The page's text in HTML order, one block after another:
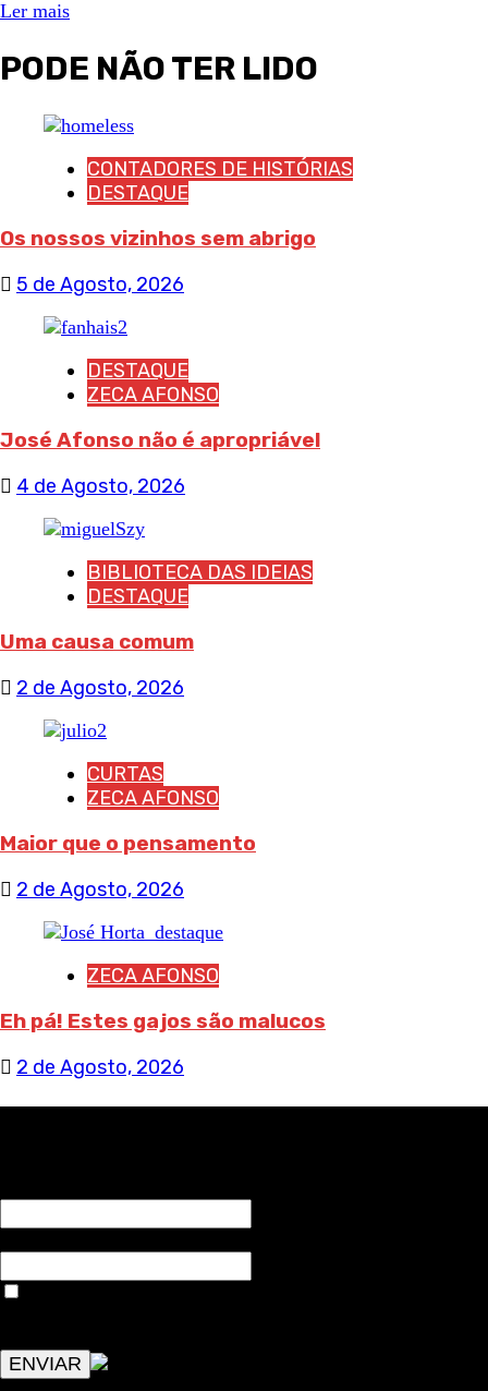
Ler mais
PODE NÃO TER LIDO
CONTADORES DE HISTÓRIAS
DESTAQUE
Os nossos vizinhos sem abrigo
5 de Agosto, 2026
DESTAQUE
ZECA AFONSO
José Afonso não é apropriável
4 de Agosto, 2026
BIBLIOTECA DAS IDEIAS
DESTAQUE
Uma causa comum
2 de Agosto, 2026
CURTAS
ZECA AFONSO
Maior que o pensamento
2 de Agosto, 2026
ZECA AFONSO
Eh pá! Estes gajos são malucos
2 de Agosto, 2026